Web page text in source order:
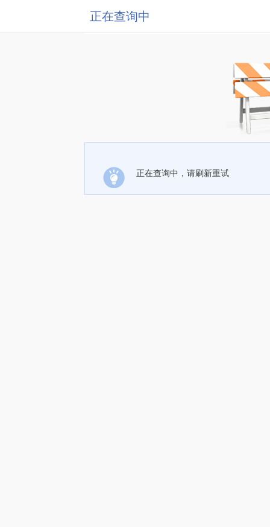
正在查询中
正在查询中，请刷新重试